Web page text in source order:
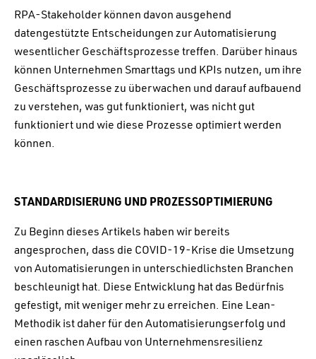
RPA-Stakeholder können davon ausgehend
datengestützte Entscheidungen zur Automatisierung
wesentlicher Geschäftsprozesse treffen. Darüber hinaus
können Unternehmen Smarttags und KPIs nutzen, um ihre
Geschäftsprozesse zu überwachen und darauf aufbauend
zu verstehen, was gut funktioniert, was nicht gut
funktioniert und wie diese Prozesse optimiert werden
können.
STANDARDISIERUNG UND PROZESSOPTIMIERUNG
Zu Beginn dieses Artikels haben wir bereits
angesprochen, dass die COVID-19-Krise die Umsetzung
von Automatisierungen in unterschiedlichsten Branchen
beschleunigt hat. Diese Entwicklung hat das Bedürfnis
gefestigt, mit weniger mehr zu erreichen. Eine Lean-
Methodik ist daher für den Automatisierungserfolg und
einen raschen Aufbau von Unternehmensresilienz